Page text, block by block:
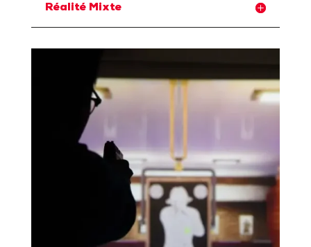
Réalité Mixte